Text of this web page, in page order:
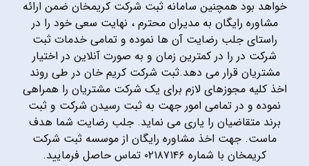
خواهد بود همچنین سامانه ثبت شرکت کریمخان ضمن ارائه
مشاوره رایگان به مدیران محترم ، نهایت سعی خود را در
راستای جلب رضایت آن ها نموده و تمامی خدمات ثبت
شرکت در را در کمترین زمان و به صورت آنلاین در اختیار
مشتریان قرار می دهد.ثبت شرکت کریم خان در طی روند
اخذ کلیه مجوزهای لازم برای یک شرکت مشتریان را همراهی
نموده و در تمامی امور جهت به ثبت رسیدن شرکت و ثبت
برند متقاضیان را یاری می نماید. جلب رضایت شما هدف
ماست. جهت اخذ مشاوره رایگان از موسسه ثبت شرکت
کریمخان با شماره ۰۲۱۸۷۱۴۶ تماس حاصل فرمایید.